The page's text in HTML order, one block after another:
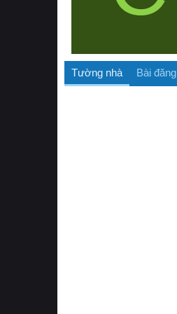
Tường nhà Bài đăng